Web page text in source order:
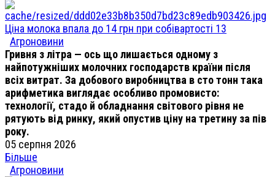
Ціна молока впала до 14 грн при собівартості 13
Агроновини
Гривня з літра — ось що лишається одному з
найпотужніших молочних господарств країни після
всіх витрат. За добового виробництва в сто тонн така
арифметика виглядає особливо промовисто:
технології, стадо й обладнання світового рівня не
рятують від ринку, який опустив ціну на третину за пів
року.
05 серпня 2026
Більше
Агроновини